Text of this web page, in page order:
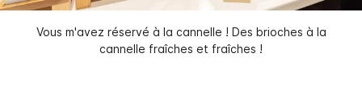
Vous m'avez réservé à la cannelle ! Des brioches à la
cannelle fraîches et fraîches !